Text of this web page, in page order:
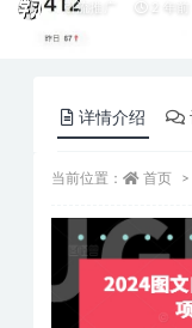
引流推广 2 年前
详情介绍
当前位置： 首页